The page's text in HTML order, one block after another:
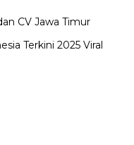
CV Jawa Timur
Terkini 2025 Viral